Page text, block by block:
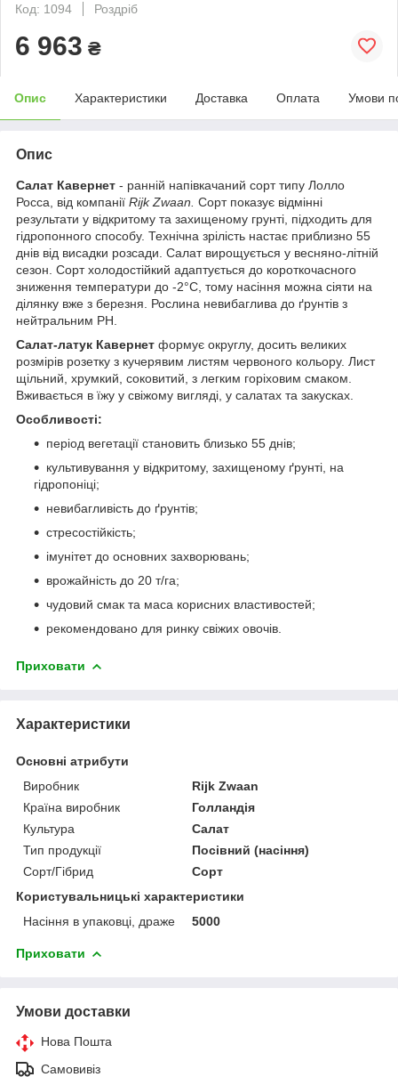
Код: 1094
Роздріб
6 963 ₴
Опис Характеристики Доставка Оплата Умови
Опис
Салат Кавернет - ранній напівкачаний сорт типу Лолло
Росса, від компанії Rijk Zwaan. Сорт показує відмінні
результати у відкритому та захищеному грунті, підходить для
гідропонного способу. Технічна зрілість настає приблизно 55
днів від висадки розсади. Салат вирощується у весняно-літній
сезон. Сорт холодостійкий адаптується до короткочасного
зниження температури до -2°C, тому насіння можна сіяти на
ділянку вже з березня. Рослина невибаглива до ґрунтів з
нейтральним PH.
Салат-латук Кавернет формує округлу, досить великих
розмірів розетку з кучерявим листям червоного кольору. Лист
щільний, хрумкий, соковитий, з легким горіховим смаком.
Вживається в їжу у свіжому вигляді, у салатах та закусках.
Особливості:
період вегетації становить близько 55 днів;
культивування у відкритому, захищеному ґрунті, на
гідропоніці;
невибагливість до ґрунтів;
стресостійкість;
імунітет до основних захворювань;
врожайність до 20 т/га;
чудовий смак та маса корисних властивостей;
рекомендовано для ринку свіжих овочів.
Приховати
Характеристики
Основні атрибути
Виробник
Rijk Zwaan
Країна виробник
Голландія
Культура
Салат
Тип продукції
Посівний (насіння)
Сорт/Гібрид
Сорт
Користувальницькі характеристики
Насіння в упаковці, драже
5000
Приховати
Умови доставки
Нова Пошта
Самовивіз